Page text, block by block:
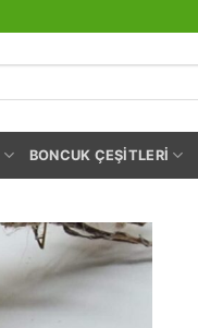
BONCUK ÇEŞITLERI